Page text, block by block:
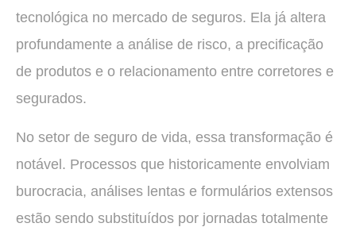
tecnológica no mercado de seguros. Ela já altera
profundamente a análise de risco, a precificação
de produtos e o relacionamento entre corretores e
segurados.
No setor de seguro de vida, essa transformação é
notável. Processos que historicamente envolviam
burocracia, análises lentas e formulários extensos
estão sendo substituídos por jornadas totalmente